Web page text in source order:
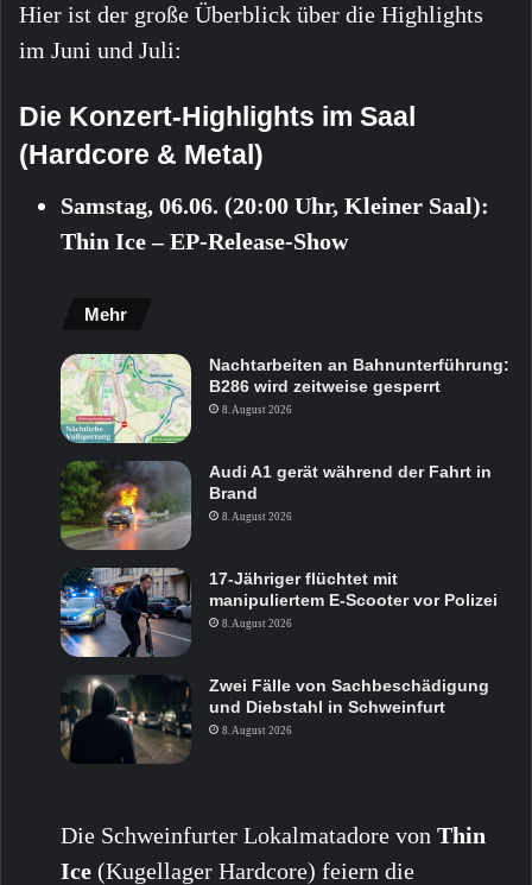
Hier ist der große Überblick über die Highlights
im Juni und Juli:
Die Konzert-Highlights im Saal
(Hardcore & Metal)
Samstag, 06.06. (20:00 Uhr, Kleiner Saal):
Thin Ice – EP-Release-Show
Mehr
Nachtarbeiten an Bahnunterführung:
B286 wird zeitweise gesperrt
8. August 2026
Audi A1 gerät während der Fahrt in
Brand
8. August 2026
17-Jähriger flüchtet mit
manipuliertem E-Scooter vor Polizei
8. August 2026
Zwei Fälle von Sachbeschädigung
und Diebstahl in Schweinfurt
8. August 2026
Die Schweinfurter Lokalmatadore von Thin
Ice (Kugellager Hardcore) feiern die